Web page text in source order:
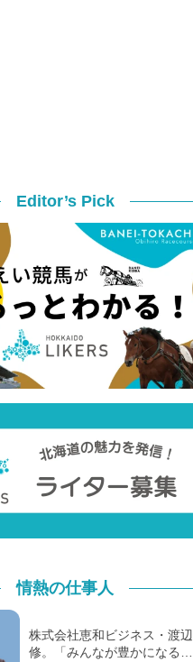
Editor’s Pick
情熱の仕事人
株式会社恵和ビジネス・渡辺
修。「みんなが豊かになる…